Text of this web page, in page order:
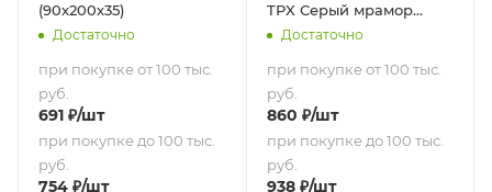
(90х200х35)
Достаточно
при покупке от 100 тыс.
руб.
691 ₽/шт
при покупке до 100 тыс.
руб.
754 ₽/шт
TPX Серый мрамор
(90х200х35)
Достаточно
при покупке от 100 тыс.
руб.
860 ₽/шт
при покупке до 100 тыс.
руб.
938₽/шт